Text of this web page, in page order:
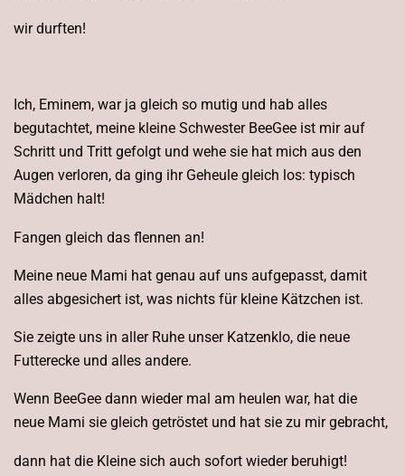
wir durften!
Ich, Eminem, war ja gleich so mutig und hab alles
begutachtet, meine kleine Schwester BeeGee ist mir auf
Schritt und Tritt gefolgt und wehe sie hat mich aus den
Augen verloren, da ging ihr Geheule gleich los: typisch
Mädchen halt!
Fangen gleich das flennen an!
Meine neue Mami hat genau auf uns aufgepasst, damit
alles abgesichert ist, was nichts für kleine Kätzchen ist.
Sie zeigte uns in aller Ruhe unser Katzenklo, die neue
Futterecke und alles andere.
Wenn BeeGee dann wieder mal am heulen war, hat die
neue Mami sie gleich getröstet und hat sie zu mir gebracht,
dann hat die Kleine sich auch sofort wieder beruhigt!